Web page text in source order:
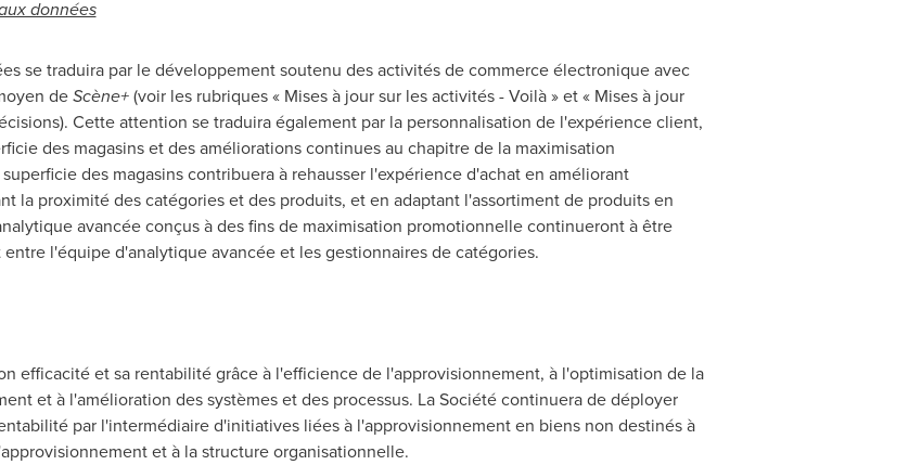
données
se traduira par le développement soutenu des activités de commerce électronique avec
deScène+(voir les rubriques « Mises à jour sur les activités - Voilà » et « Mises à jour
Cette attention se traduira également par la personnalisation de l'expérience client,
des magasins et des améliorations continues au chapitre de la maximisation
des magasins contribuera à rehausser l'expérience d'achat en améliorant
la proximité des catégories et des produits, et en adaptant l'assortiment de produits en
avancée conçus à des fins de maximisation promotionnelle continueront à être
l'équipe d'analytique avancée et les gestionnaires de catégories.
efficacité et sa rentabilité grâce à l'efficience de l'approvisionnement, à l'optimisation de la
et à l'amélioration des systèmes et des processus. La Société continuera de déployer
par l'intermédiaire d'initiatives liées à l'approvisionnement en biens non destinés à
et à la structure organisationnelle.